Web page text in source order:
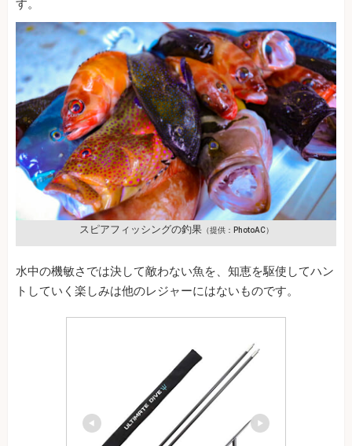
す。
スピアフィッシングの釣果（提供：PhotoAC）
水中の機敏さでは決して敵わない魚を、知恵を駆使してハン
トしていく楽しみは他のレジャーにはないものです。